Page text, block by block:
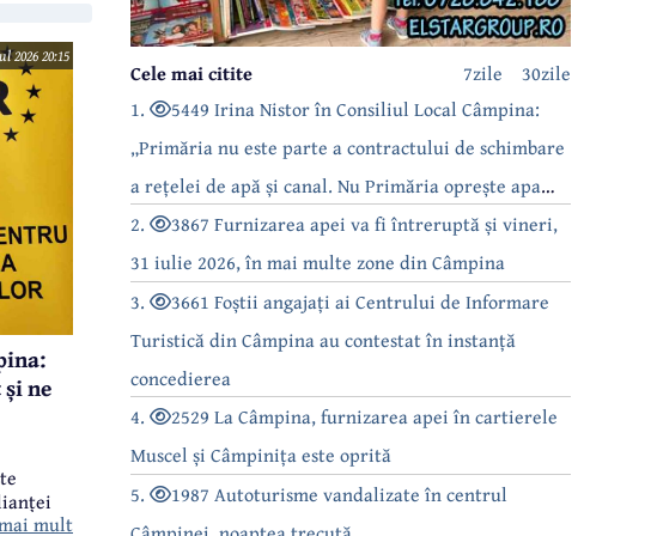
30zile
7zile
Cele mai citite
1.
5449 Irina Nistor în Consiliul Local Câmpina:
„Primăria nu este parte a contractului de schimbare
a rețelei de apă și canal. Nu Primăria oprește apa
câmpinenilor!”
2.
3867 Furnizarea apei va fi întreruptă și vineri,
31 iulie 2026, în mai multe zone din Câmpina
3.
3661 Foștii angajați ai Centrului de Informare
Turistică din Câmpina au contestat în instanță
concedierea
4.
2529 La Câmpina, furnizarea apei în cartierele
Muscel și Câmpinița este oprită
5.
1987 Autoturisme vandalizate în centrul
2026 20:15
ne
mult